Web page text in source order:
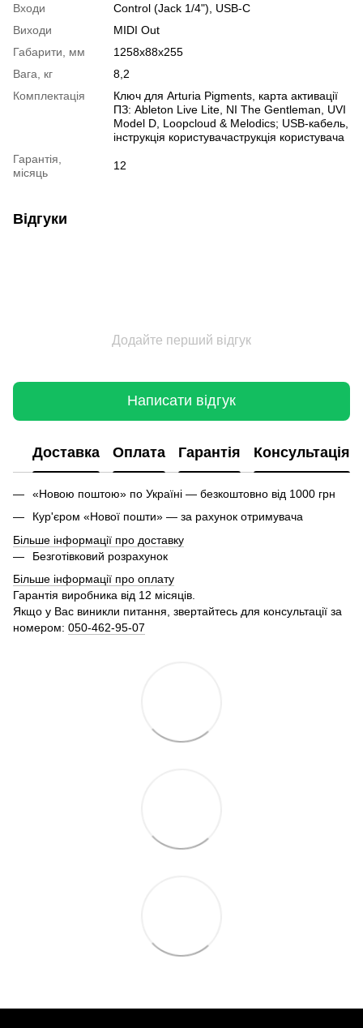
Входи
Control (Jack 1/4"), USB-C
Виходи
MIDI Out
Габарити, мм
1258x88x255
Вага, кг
8,2
Комплектація
Ключ для Arturia Pigments, карта активації
ПЗ: Ableton Live Lite, NI The Gentleman, UVI
Model D, Loopcloud & Melodics; USB-кабель,
інструкція користувачаструкція користувача
Гарантія,
місяць
12
Відгуки
Додайте перший відгук
Написати відгук
Доставка Оплата Гарантія Консультація
«Новою поштою» по Україні — безкоштовно від 1000 грн
Кур'єром «Нової пошти» — за рахунок отримувача
Більше інформації про доставку
Безготівковий розрахунок
Більше інформації про оплату
Гарантія виробника від 12 місяців.
Якщо у Вас виникли питання, звертайтесь для консультації за
номером: 050-462-95-07